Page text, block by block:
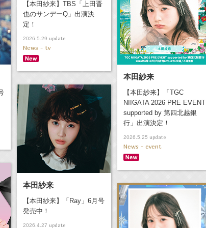
【本田紗来】TBS「上田晋
也のサンデーQ」出演決
定！
2026.5.29 update
News - tv
本田紗来
【本田紗来】「TGC
NIIGATA 2026 PRE EVENT
supported by 第四北越銀
行」出演決定！
2026.5.25 update
News - event
本田紗来
【本田紗来】「Ray」6月号
発売中！
2026.4.27 update